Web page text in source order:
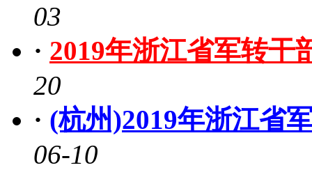
03
· 2019年浙江省军转干
20
· (杭州)2019年浙江省
06-10